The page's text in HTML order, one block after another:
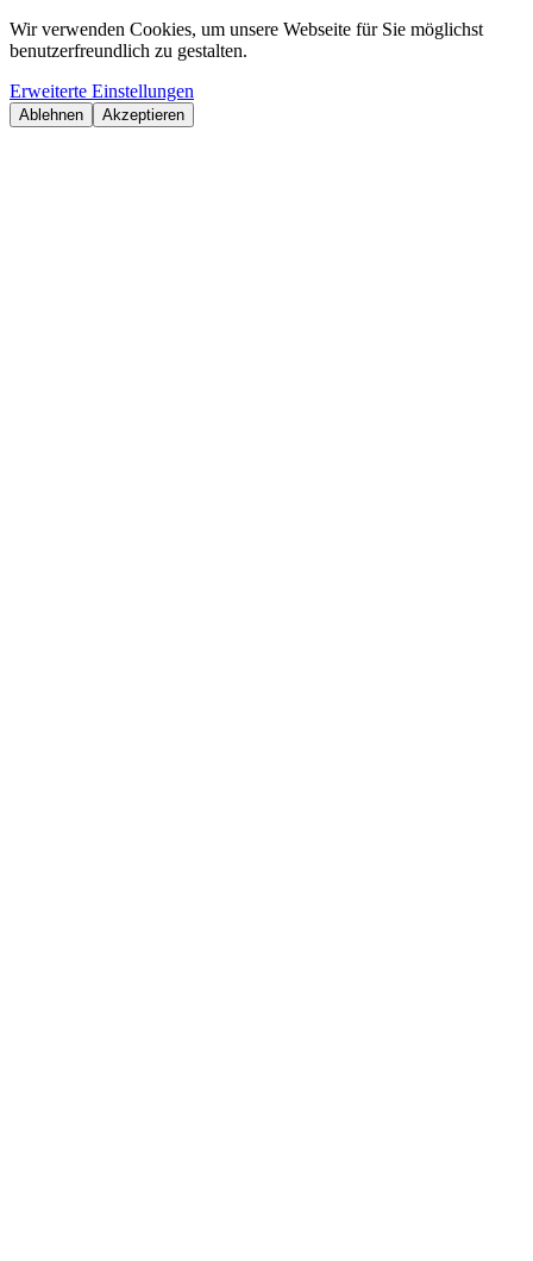
Wir verwenden Cookies, um unsere Webseite für Sie möglichst
benutzerfreundlich zu gestalten.
Erweiterte Einstellungen
Ablehnen Akzeptieren